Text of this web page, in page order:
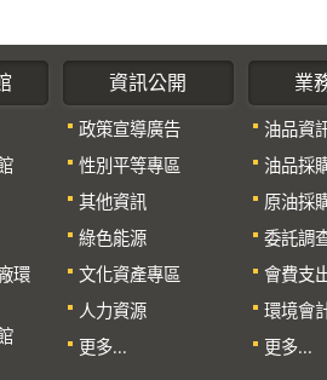
環
資訊公開
政策宣導廣告
性別平等專區
其他資訊
綠色能源
文化資產專區
人力資源
更多...
業
油品資
油品採
原油採
委託調
會費支
環境會
更多...